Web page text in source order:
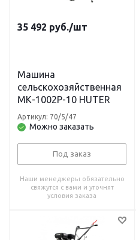
35 492 руб./шт
Машина
сельскохозяйственная
МК-1002Р-10 HUTER
Можно заказать
Артикул: 70/5/47
Под заказ
Наши менеджеры обязательно
свяжутся с вами и уточнят
условия заказа